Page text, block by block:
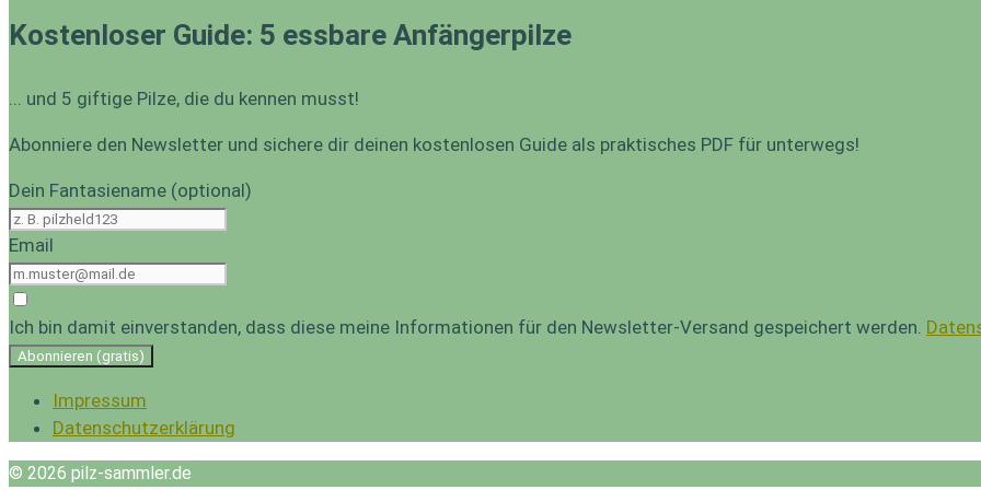
Kostenloser Guide: 5 essbare Anfängerpilze
... und 5 giftige Pilze, die du kennen musst!
Abonniere den Newsletter und sichere dir deinen kostenlosen Guide als praktisches PDF für unterwegs!
Dein Fantasiename (optional)
Email
Ich bin damit einverstanden, dass diese meine Informationen für den Newsletter-Versand gespeichert werden.
Abonnieren (gratis)
Impressum
Datenschutzerklärung
© 2026 pilz-sammler.de